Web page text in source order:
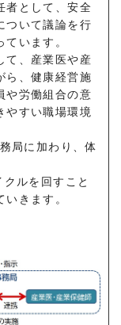
者として、安全
ついて議論を行
います。
て、産業医や産
ら、健康経営施
や労働組合の意
やすい職場環境
局に加わり、体
ルを回すこと
きます。